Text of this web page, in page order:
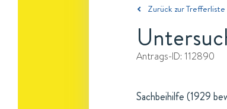
Zurück zur Trefferliste
Antrags-ID: 112890
Sachbeihilfe (1929